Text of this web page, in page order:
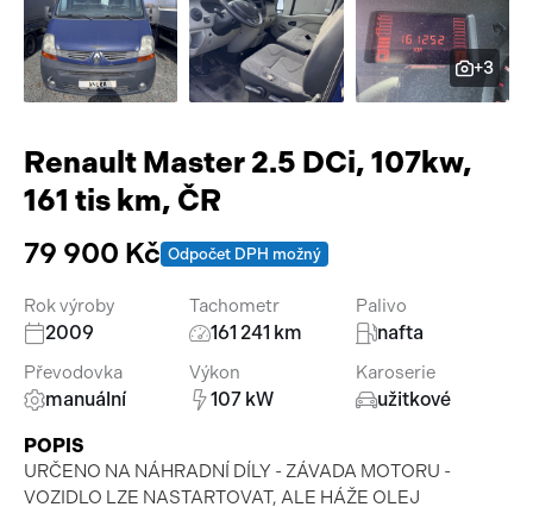
Pracovní stroje
Náhradní díly
Příslušenství
Auto a život
Videa
+3
Renault Master 2.5 DCi, 107kw,
161 tis km, ČR
79 900 Kč Odpočet DPH možný
Rok výroby
2009
Tachometr
161 241 km
Palivo
nafta
Převodovka
manuální
Výkon
107 kW
Karoserie
užitkové
POPIS
URČENO NA NÁHRADNÍ DÍLY - ZÁVADA MOTORU -
VOZIDLO LZE NASTARTOVAT, ALE HÁŽE OLEJ